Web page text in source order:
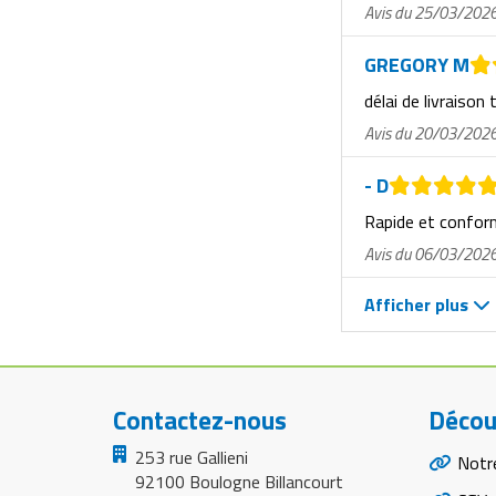
Avis du 25/03/
GREGORY M
délai de livraison
Avis du 20/03/
- D
Rapide et
Avis du 06/03/
Afficher plus
Contactez-nous
253 rue Gallieni
92100 Boulogne Billancourt